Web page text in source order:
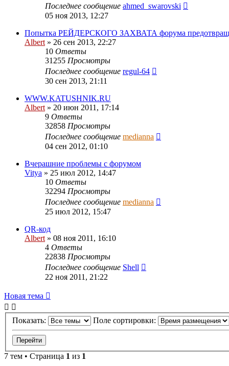
Последнее сообщение ahmed_swarovski
05 ноя 2013, 12:27
Попытка РЕЙДЕРСКОГО ЗАХВАТА форума
Albert » 26 сен 2013, 22:27
10 Ответы
31255 Просмотры
Последнее сообщение regul-64
30 сен 2013, 21:11
WWW.KATUSHNIK.RU
Albert » 20 июн 2011, 17:14
9 Ответы
32858 Просмотры
Последнее сообщение medianna
04 сен 2012, 01:10
Вчерашние проблемы с форумом
Vitya » 25 июл 2012, 14:47
10 Ответы
32294 Просмотры
Последнее сообщение medianna
25 июл 2012, 15:47
QR-код
Albert » 08 ноя 2011, 16:10
4 Ответы
22838 Просмотры
Последнее сообщение Shell
22 ноя 2011, 21:22
Новая тема
Показать: Поле сортировки:
7 тем • Страница 1 из 1